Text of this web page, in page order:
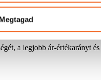
Megtagad
a legjobb ár-értékarányt és